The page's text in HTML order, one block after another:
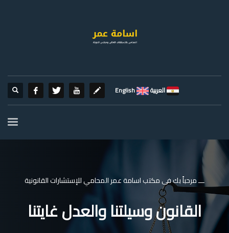
العربية English
ـــ مرحباً بك فى مكتب اسامة عمر المحامي للإستشارات القانونية
القانون وسيلتنا والعدل غايتنا